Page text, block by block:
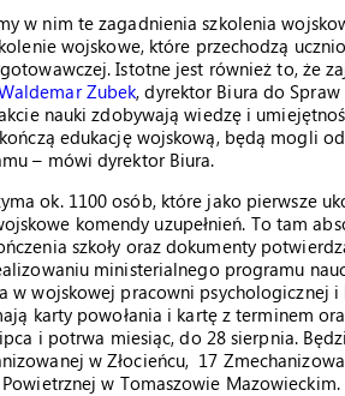
w nim te zagadnienia szkolenia
wojskowe, które przechodzą
Istotne jest również to, że
Zubek, dyrektor Biura do
nauki zdobywają wiedzę i
edukację wojskową, będą mogli
– mówi dyrektor Biura.
ok. 1100 osób, które jako pierwsze
komendy uzupełnień. To tam
szkoły oraz dokumenty
ministerialnego programu
w wojskowej pracowni psychologicznej
karty powołania i kartę z terminem
i potrwa miesiąc, do 28 sierpnia.
w Złocieńcu, 17
w Tomaszowie Mazowieckim.